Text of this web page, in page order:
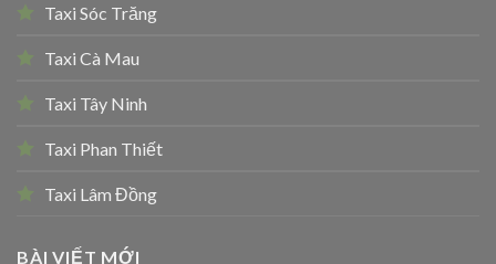
Taxi Sóc Trăng
Taxi Cà Mau
Taxi Tây Ninh
Taxi Phan Thiết
Taxi Lâm Đồng
BÀI VIẾT MỚI